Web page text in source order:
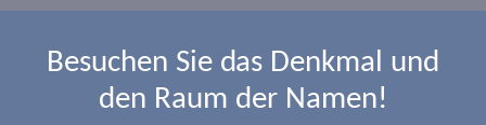
Besuchen Sie das Denkmal und
den Raum der Namen!